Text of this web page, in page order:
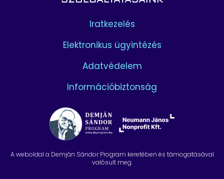
Iratkezelés
Elektronikus ügyintézés
Adatvédelem
Információbiztonság
A weboldal a Demján Sándor Program keretében és támogatásával
valósult meg.